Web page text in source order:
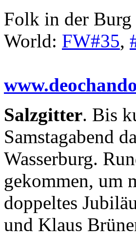
Folk in der
World: FW#35,
Salzgitter. Bis
Samstagabend
Wasserburg.
gekommen, um
doppeltes
und Klaus